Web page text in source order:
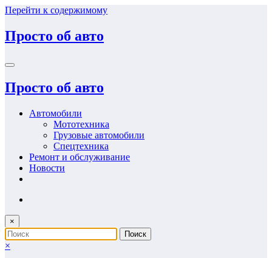
Перейти к содержимому
Просто об авто
Просто об авто
Автомобили
Мототехника
Грузовые автомобили
Спецтехника
Ремонт и обслуживание
Новости
×
×